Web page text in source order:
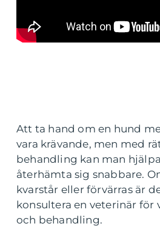
Att ta hand om en hund
vara krävande, men med
behandling kan man
återhämta sig snabbare.
kvarstår eller förvärras är
konsultera en veterinär för
och behandling.